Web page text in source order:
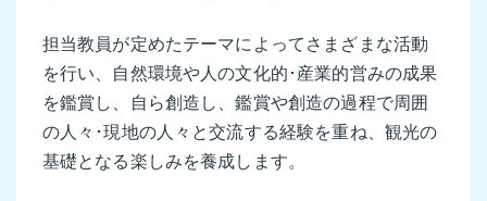
担当教員が定めたテーマによってさまざまな活動
を行い、自然環境や人の文化的･産業的営みの成果
を鑑賞し、自ら創造し、鑑賞や創造の過程で周囲
の人々･現地の人々と交流する経験を重ね、観光の
基礎となる楽しみを養成します。